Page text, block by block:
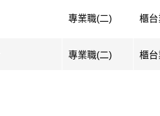
專業職(二) 櫃
專業職(二) 櫃